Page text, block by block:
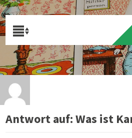
Antwort auf: Was ist